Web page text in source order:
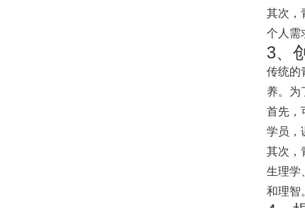
其次，
个人需
3、
传统的
养。为
首先，
学员，
其次，
生理学
和理智